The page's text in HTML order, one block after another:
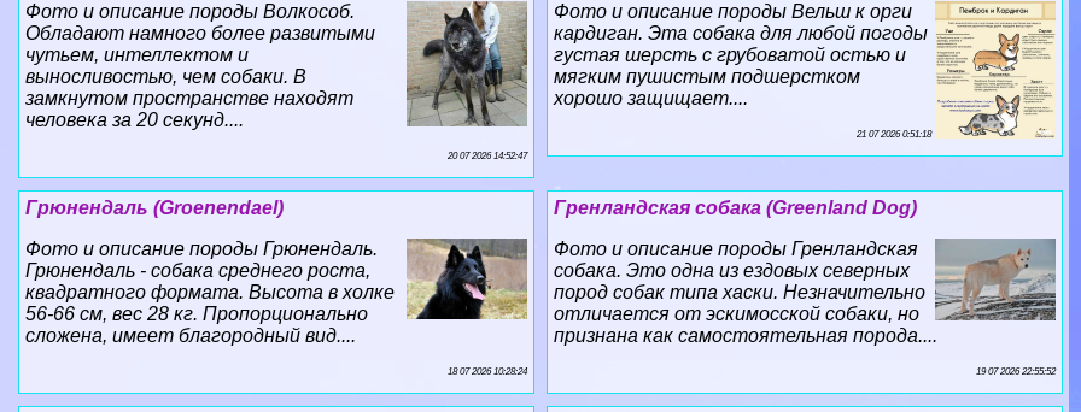
Фото и описание породы Вельш к opги
кардиган. Эта собака для любой погоды
густая шерсть с грубоватой остью и
мягким пушистым подшерстком
хорошо защищает....
21 07 2026 0:51:18
Фото и описание породы Волкособ.
Обладают намного более развитыми
чутьем, интеллектом и
выносливостью, чем собаки. В
замкнутом прострaнcтве находят
человека за 20 секунд....
20 07 2026 14:52:47
Гренландская собака (Greenland Dog)
Фото и описание породы Гренландская
собака. Это одна из ездовых северных
пород собак типа хаски. Незначительно
отличается от эскимосской собаки, но
признана как самостоятельная порода....
19 07 2026 22:55:52
Грюнендаль (Groenendael)
Фото и описание породы Грюнендаль.
Грюнендаль - собака среднего роста,
квадратного формата. Высота в холке
56-66 см, вес 28 кг. Пропорционально
сложена, имеет благородный вид....
18 07 2026 10:28:24